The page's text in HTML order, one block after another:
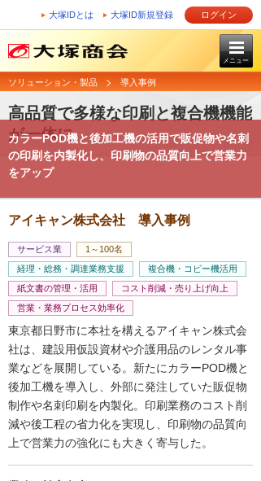
大塚IDとは 大塚ID新規登録 ログイン
メニュー
ソリューション・製品 導入事例
高品質で多様な印刷と複合機機能
が一体に
カラーPOD機と後加工機の活用で販促物や名刺
の印刷を内製化し、印刷物の品質向上で営業力
をアップ
アイキャン株式会社 導入事例
サービス業
1～100名
経理・総務・調達業務支援
複合機・コピー機活用
紙文書の管理・活用
コスト削減・売り上げ向上
営業・業務プロセス効率化
東京都日野市に本社を構えるアイキャン株式会
社は、建設用仮設資材や介護用品のレンタル事
業などを展開している。新たにカラーPOD機と
後加工機を導入し、外部に発注していた販促物
制作や名刺印刷を内製化。印刷業務のコスト削
減や後工程の省力化を実現し、印刷物の品質向
上で営業力の強化にも大きく寄与した。